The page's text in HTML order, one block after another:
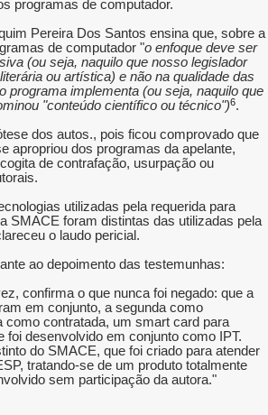
programas de computador.
Pereira Dos Santos ensina que, sobre a
de computador "o enfoque deve ser
(ou seja, naquilo que nosso legislador
ou artística) e não na qualidade das
programa implementa (ou seja, naquilo que
"conteúdo científico ou técnico")6.
dos autos., pois ficou comprovado que
apropriou dos programas da apelante,
de contrafação, usurpação ou
utilizadas pela requerida para
SMACE foram distintas das utilizadas pela
o laudo pericial.
ao depoimento das testemunhas:
confirma o que nunca foi negado: que a
em conjunto, a segunda como
como contratada, um smart card para
foi desenvolvido em conjunto como IPT.
do SMACE, que foi criado para atender
tratando-se de um produto totalmente
sem participação da autora."